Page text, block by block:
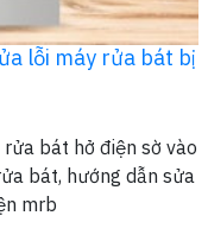
lỗi máy rửa bát bị
bát hở điện sờ vào
bát, hướng dẫn sửa
mrb